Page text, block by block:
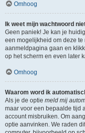
Omhoog
Ik weet mijn wachtwoord
Geen paniek! Je kan je
een mogelijkheid om deze
aanmeldpagina gaan en
op het scherm en even later
Omhoog
Waarom word ik
Als je de optie meld mij
maar voor een bepaalde tijd
account misbruiken. Om
optie aanvinken. We raden